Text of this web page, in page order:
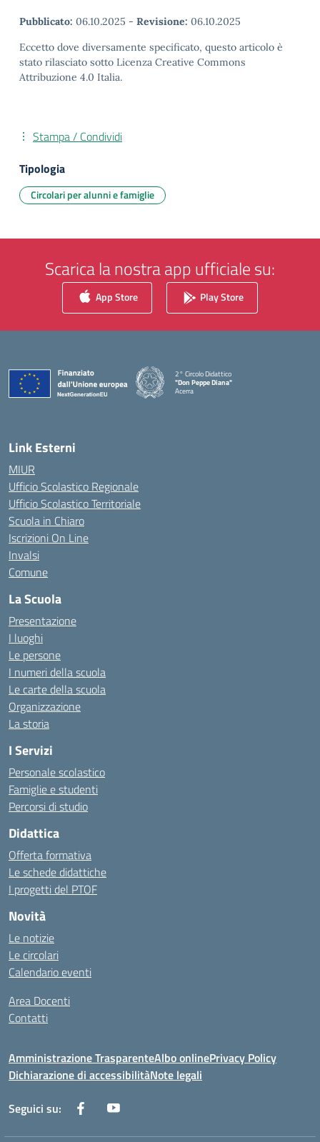
Pubblicato: 06.10.2025 - Revisione: 06.10.2025
Eccetto dove diversamente specificato, questo articolo è
stato rilasciato sotto Licenza Creative Commons
Attribuzione 4.0 Italia.
Stampa / Condividi
Tipologia
Circolari per alunni e famiglie
Scarica la nostra app ufficiale su:
App Store Play Store
2° Circolo Didattico
"Don Peppe Diana"
Acerra
Link Esterni
MIUR
Ufficio Scolastico Regionale
Ufficio Scolastico Territoriale
Scuola in Chiaro
Iscrizioni On Line
Invalsi
Comune
La Scuola
Presentazione
I luoghi
Le persone
I numeri della scuola
Le carte della scuola
Organizzazione
La storia
I Servizi
Personale scolastico
Famiglie e studenti
Percorsi di studio
Didattica
Offerta formativa
Le schede didattiche
I progetti del PTOF
Novità
Le notizie
Le circolari
Calendario eventi
Area Docenti
Contatti
Amministrazione TrasparenteAlbo onlinePrivacy Policy
Dichiarazione di accessibilitàNote legali
Seguici su: